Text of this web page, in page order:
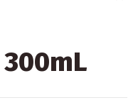
300mL